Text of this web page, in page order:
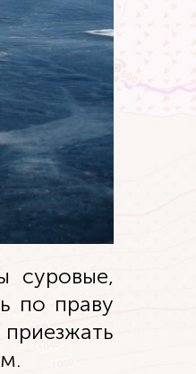
суровые,
по праву